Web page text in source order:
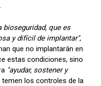
bioseguridad, que es
y difícil de implantar",
que no implantarán en
estas condiciones, sino
"ayudar, sostener y
los controles de la